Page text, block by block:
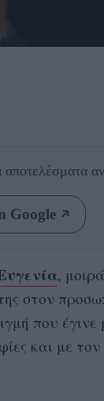
αποτελέσματα
Google
,
στον
που
και με τον